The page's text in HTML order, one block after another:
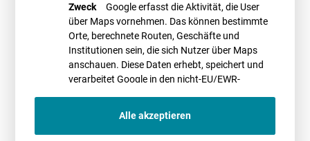
Zweck
Google erfasst die Aktivität, die User
über Maps vornehmen. Das können bestimmte
Orte, berechnete Routen, Geschäfte und
Institutionen sein, die sich Nutzer über Maps
anschauen. Diese Daten erhebt, speichert und
verarbeitet Google in den nicht-EU/EWR-
Alle akzeptieren